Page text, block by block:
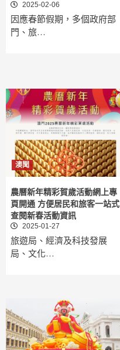
2025-02-06
因應春節假期，多個政府部
門、旅…
澳聞
農曆新年精彩賀歲活動網上專
頁開通 方便居民和旅客一站式
查閱新春活動資訊
2025-01-27
旅遊局、經濟及科技發展
局、文化…